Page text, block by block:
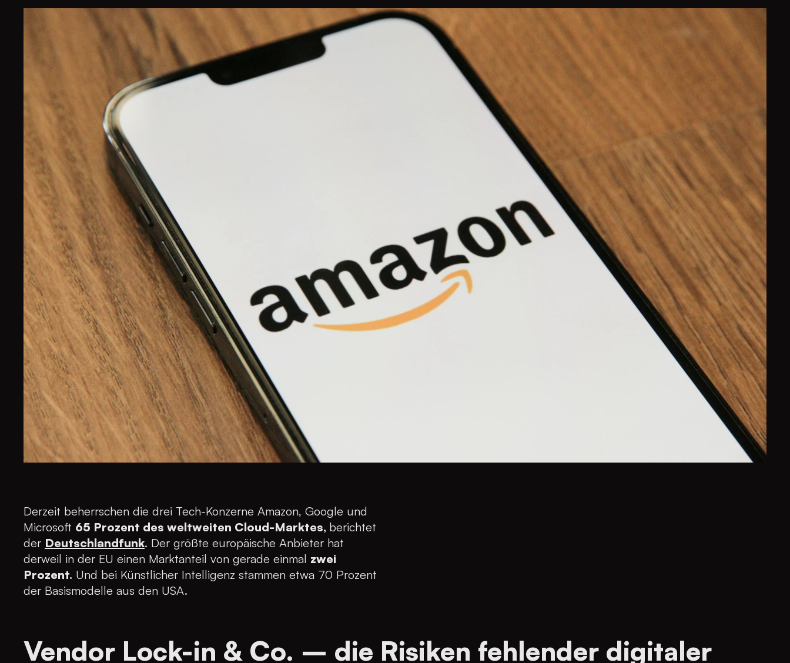
Derzeit beherrschen die drei Tech-Konzerne Amazon, Google und
Microsoft 65 Prozent des weltweiten Cloud-Marktes, berichtet
der Deutschlandfunk. Der größte europäische Anbieter hat
derweil in der EU einen Marktanteil von gerade einmal zwei
Prozent. Und bei Künstlicher Intelligenz stammen etwa 70 Prozent
der Basismodelle aus den USA.
Vendor Lock-in & Co. – die Risiken fehlender digitaler